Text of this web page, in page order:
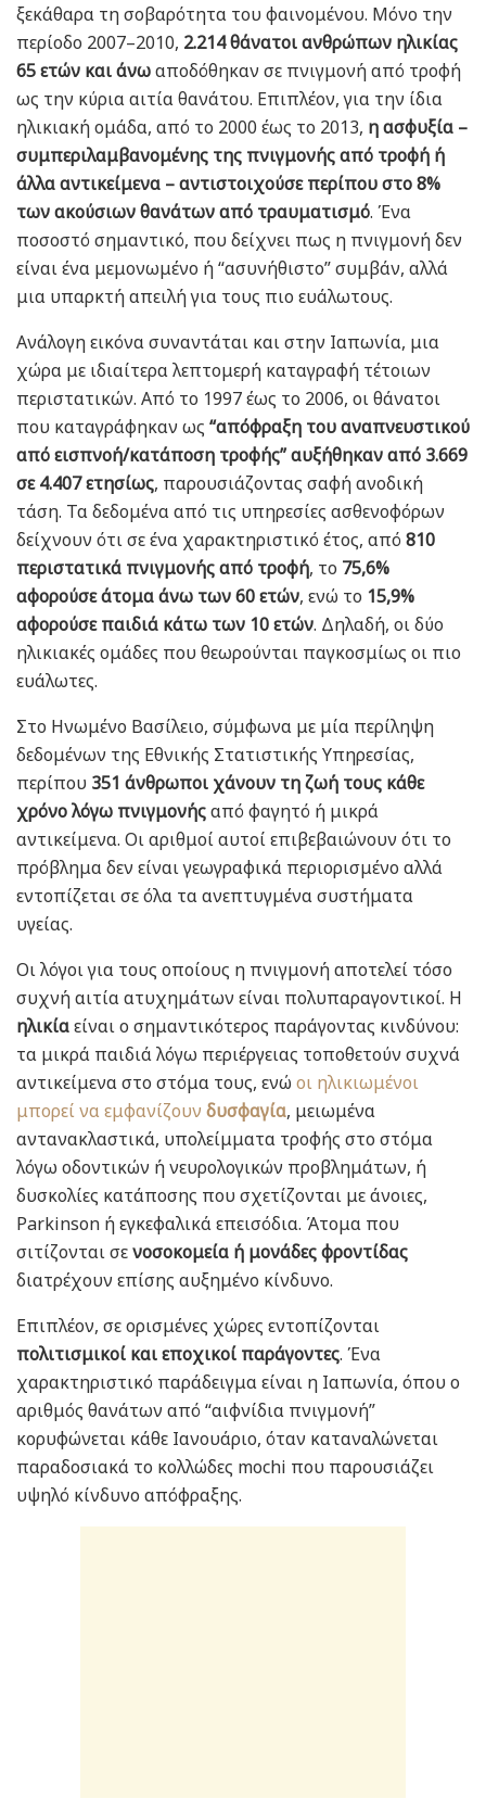
ξεκάθαρα τη σοβαρότητα του φαινομένου. Μόνο την
περίοδο 2007–2010, 2.214 θάνατοι ανθρώπων ηλικίας
65 ετών και άνωαποδόθηκαν σε πνιγμονή από τροφή
ως την κύρια αιτία θανάτου. Επιπλέον, για την ίδια
ηλικιακή ομάδα, από το 2000 έως το 2013, η ασφυξία –
συμπεριλαμβανομένης της πνιγμονής από τροφή ή
άλλα αντικείμενα – αντιστοιχούσε περίπου στο 8%
των ακούσιων θανάτων από τραυματισμό. Ένα
ποσοστό σημαντικό, που δείχνει πως η πνιγμονή δεν
είναι ένα μεμονωμένο ή “ασυνήθιστο” συμβάν, αλλά
μια υπαρκτή απειλή για τους πιο ευάλωτους.
Ανάλογη εικόνα συναντάται και στην Ιαπωνία, μια
χώρα με ιδιαίτερα λεπτομερή καταγραφή τέτοιων
περιστατικών. Από το 1997 έως το 2006, οι θάνατοι
που καταγράφηκαν ως “απόφραξη του αναπνευστικού
από εισπνοή/κατάποση τροφής” αυξήθηκαν από 3.669
σε 4.407 ετησίως, παρουσιάζοντας σαφή ανοδική
τάση. Τα δεδομένα από τις υπηρεσίες ασθενοφόρων
δείχνουν ότι σε ένα χαρακτηριστικό έτος, από 810
περιστατικά πνιγμονής από τροφή, το 75,6%
αφορούσε άτομα άνω των 60 ετών, ενώ το 15,9%
αφορούσε παιδιά κάτω των 10 ετών. Δηλαδή, οι δύο
ηλικιακές ομάδες που θεωρούνται παγκοσμίως οι πιο
ευάλωτες.
Στο Ηνωμένο Βασίλειο, σύμφωνα με μία περίληψη
δεδομένων της Εθνικής Στατιστικής Υπηρεσίας,
περίπου 351 άνθρωποι χάνουν τη ζωή τους κάθε
χρόνο λόγω πνιγμονήςαπό φαγητό ή μικρά
αντικείμενα. Οι αριθμοί αυτοί επιβεβαιώνουν ότι το
πρόβλημα δεν είναι γεωγραφικά περιορισμένο αλλά
εντοπίζεται σε όλα τα ανεπτυγμένα συστήματα
υγείας.
Οι λόγοι για τους οποίους η πνιγμονή αποτελεί τόσο
συχνή αιτία ατυχημάτων είναι πολυπαραγοντικοί. Η
ηλικίαείναι ο σημαντικότερος παράγοντας κινδύνου:
τα μικρά παιδιά λόγω περιέργειας τοποθετούν συχνά
αντικείμενα στο στόμα τους, ενώ οι ηλικιωμένοι
μπορεί να εμφανίζουν δυσφαγία, μειωμένα
αντανακλαστικά, υπολείμματα τροφής στο στόμα
λόγω οδοντικών ή νευρολογικών προβλημάτων, ή
δυσκολίες κατάποσης που σχετίζονται με άνοιες,
Parkinson ή εγκεφαλικά επεισόδια. Άτομα που
σιτίζονται σενοσοκομεία ή μονάδες φροντίδας
διατρέχουν επίσης αυξημένο κίνδυνο.
Επιπλέον, σε ορισμένες χώρες εντοπίζονται
πολιτισμικοί και εποχικοί παράγοντες. Ένα
χαρακτηριστικό παράδειγμα είναι η Ιαπωνία, όπου ο
αριθμός θανάτων από “αιφνίδια πνιγμονή”
κορυφώνεται κάθε Ιανουάριο, όταν καταναλώνεται
παραδοσιακά το κολλώδες mochi που παρουσιάζει
υψηλό κίνδυνο απόφραξης.